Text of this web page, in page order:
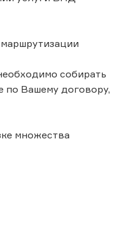
собирать
по Вашему договору,
множества